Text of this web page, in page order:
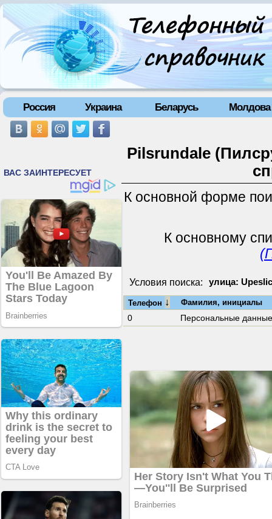
Россия Украина Беларусь Молдова
Pilsrundale
К основной форме
К основному
Условия поиска: улица:
Телефон ↓ Фамилия, инициалы
0 Персональные данные